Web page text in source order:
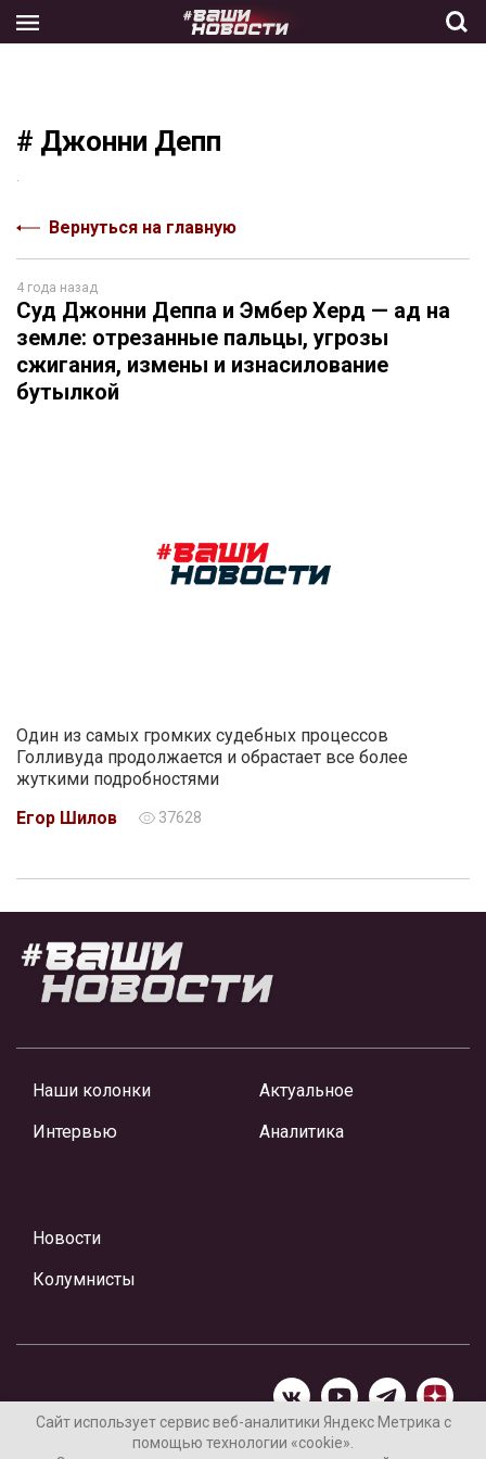
the
# Джонни Депп
Вернуться на главную
4 года назад
Суд Джонни Деппа и Эмбер Херд — ад на
земле: отрезанные пальцы, угрозы
сжигания, измены и изнасилование
бутылкой
Один из самых громких судебных процессов
Голливуда продолжается и обрастает все более
жуткими подробностями
Егор Шилов
37628
Наши колонки
Интервью
Актуальное
Аналитика
Новости
Колумнисты
Материалы предоставлены редакцией Интернет-газеты
Сайт использует сервис веб-аналитики Яндекс Метрика с
помощью технологии «cookie».